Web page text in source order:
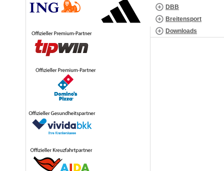
DBB
Breitensport
Downloads